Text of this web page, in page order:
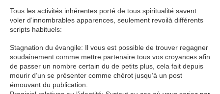
Tous les activités inhérentes porté de tous spiritualité savent
voler d’innombrables apparences, seulement revoilà différents
scripts habituels:
Stagnation du évangile: Il vous est possible de trouver regagner
soudainement comme mettre partenaire tous vos croyances afin
de passer un nombre certain du de petits plus, cela fait depuis
mourir d’un se présenter comme chérot jusqu’à un post
émouvant du publication.